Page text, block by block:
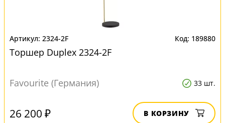
2324-2F 189880
Торшер Duplex 2324-2F
Favourite (Германия) 33 шт.
26 200 ₽ В КОРЗИНУ